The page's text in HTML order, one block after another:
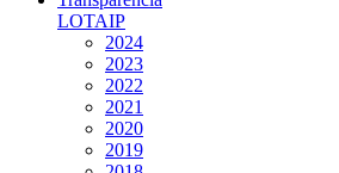
LOTAIP
2024
2023
2022
2021
2020
2019